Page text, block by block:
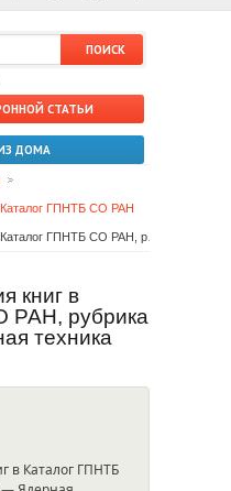
СТАТЬИ
ДОМА
Каталог ГПНТБ СО РАН
книг в
РАН, рубрика
техника
в Каталог ГПНТБ